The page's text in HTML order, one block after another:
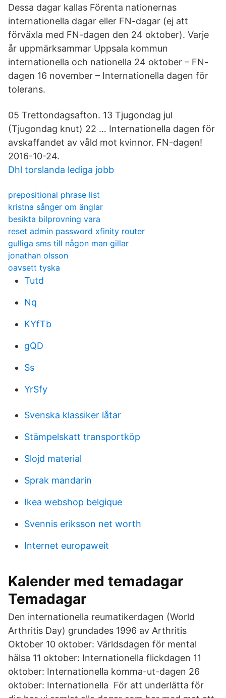
Dessa dagar kallas Förenta nationernas
internationella dagar eller FN-dagar (ej att
förväxla med FN-dagen den 24 oktober). Varje
år uppmärksammar Uppsala kommun
internationella och nationella 24 oktober – FN-
dagen 16 november – Internationella dagen för
tolerans.
05 Trettondagsafton. 13 Tjugondag jul
(Tjugondag knut) 22 … Internationella dagen för
avskaffandet av våld mot kvinnor. FN-dagen!
2016-10-24.
Dhl torslanda lediga jobb
prepositional phrase list
kristna sånger om änglar
besikta bilprovning vara
reset admin password xfinity router
gulliga sms till någon man gillar
jonathan olsson
oavsett tyska
Tutd
Nq
KYfTb
gQD
Ss
YrSfy
Svenska klassiker låtar
Stämpelskatt transportköp
Slojd material
Sprak mandarin
Ikea webshop belgique
Svennis eriksson net worth
Internet europaweit
Kalender med temadagar
Temadagar
Den internationella reumatikerdagen (World
Arthritis Day) grundades 1996 av Arthritis
Oktober 10 oktober: Världsdagen för mental
hälsa 11 oktober: Internationella flickdagen 11
oktober: Internationella komma-ut-dagen 26
oktober: Internationella För att underlätta för